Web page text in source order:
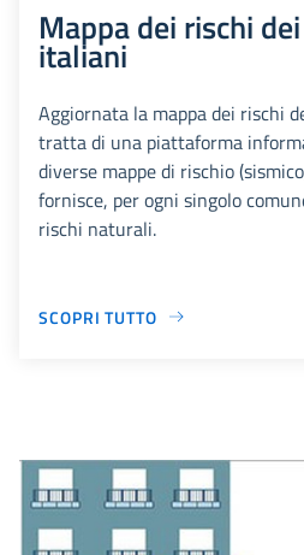
Mappa dei rischi
italiani
Aggiornata la mappa dei rischi
tratta di una piattaforma
diverse mappe di rischio
fornisce, per ogni singolo
rischi naturali.
SCOPRI TUTTO